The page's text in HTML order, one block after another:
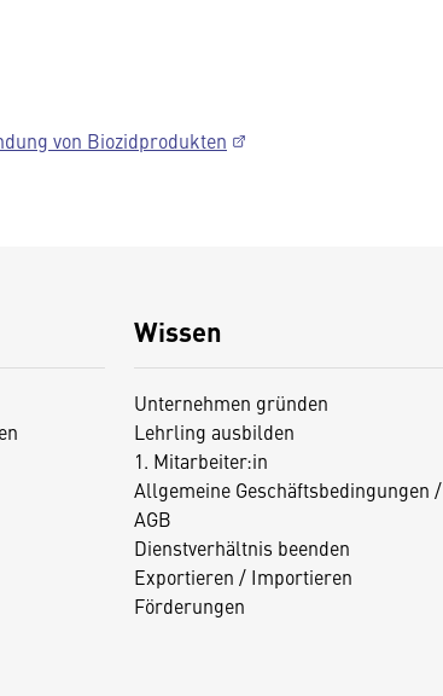
von Biozidprodukten
Wissen
Unternehmen gründen
Lehrling ausbilden
1. Mitarbeiter:in
Allgemeine Geschäftsbedingungen /
AGB
Dienstverhältnis beenden
Exportieren / Importieren
Förderungen